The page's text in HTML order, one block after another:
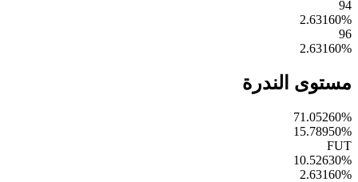
94
2.63160%
96
2.63160%
مستوى الندرة
71.05260%
15.78950%
FUT
10.52630%
2.63160%